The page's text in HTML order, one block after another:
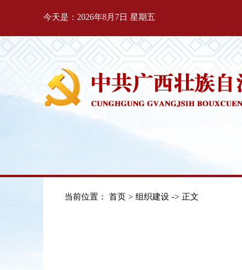
今天是：2026年8月7日 星期五
当前位置： 首页 > 组织建设 -> 正文